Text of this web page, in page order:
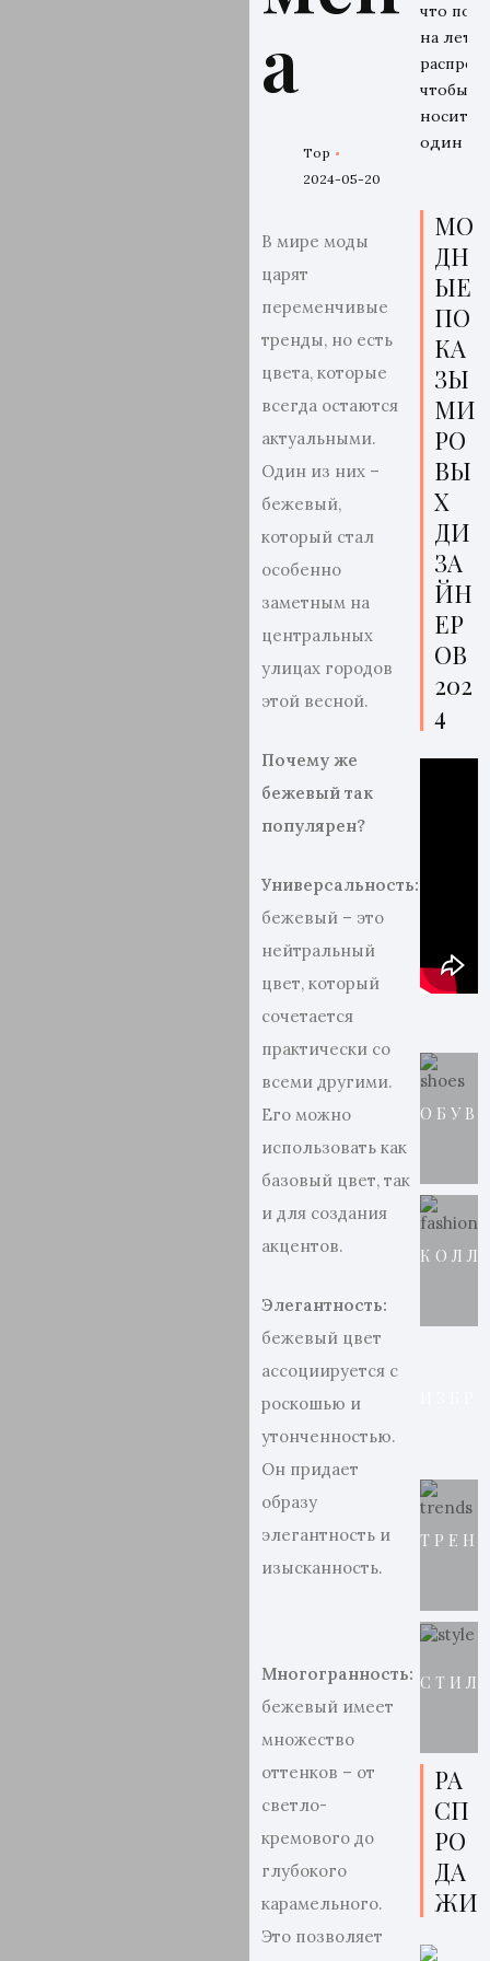
а
Top
2024-05-20
В мире моды
царят
переменчивые
тренды, но есть
цвета, которые
всегда остаются
актуальными.
Один из них –
бежевый,
который стал
особенно
заметным на
центральных
улицах городов
этой весной.
Почему же
бежевый так
популярен?
Универсальность:
бежевый – это
нейтральный
цвет, который
сочетается
практически со
всеми другими.
Его можно
использовать как
базовый цвет, так
и для создания
акцентов.
Элегантность:
бежевый цвет
ассоциируется с
роскошью и
утонченностью.
Он придает
образу
элегантность и
изысканность.
Многогранность:
бежевый имеет
множество
оттенков – от
светло-
кремового до
глубокого
карамельного.
Это позволяет
что
на
чтобы
носить
один
МО
ДН
ЫЕ
ПО
КА
ЗЫ
МИ
РО
ВЫ
Х
ДИ
ЗА
ЙН
ЕР
ОВ
202
4
РА
СП
РО
ДА
ЖИ